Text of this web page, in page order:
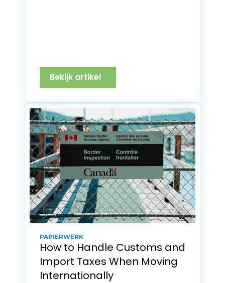
Bekijk artikel
PAPIERWERK
How to Handle Customs and
Import Taxes When Moving
Internationally